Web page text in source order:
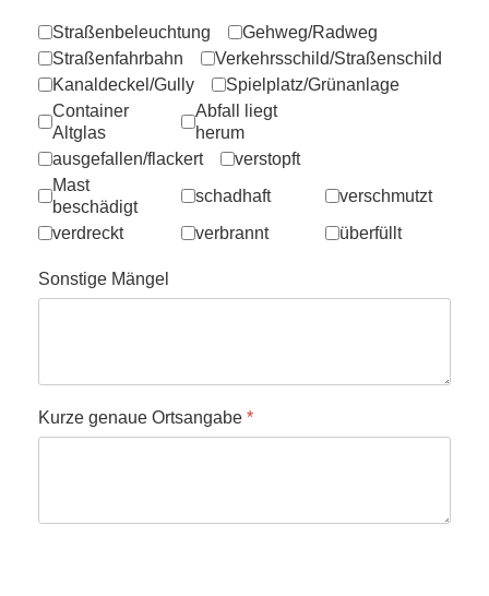
folgende Mängel festgestellt:
Straßenbeleuchtung
Gehweg/Radweg
Straßenfahrbahn
Verkehrsschild/Straßenschild
Kanaldeckel/Gully
Spielplatz/Grünanlage
Container
Altglas
Abfall liegt
herum
ausgefallen/flackert
verstopft
Mast
beschädigt
schadhaft
verschmutzt
verdreckt
verbrannt überfüllt
Sonstige Mängel
Kurze genaue Ortsangabe *